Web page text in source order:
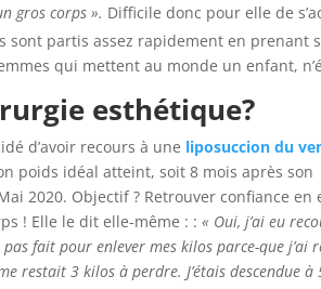
gros corps ». Difficile donc pour elle de
sont partis assez rapidement en prenant
qui mettent au monde un enfant,
esthétique?
d’avoir recours à une liposuccion du
poids idéal atteint, soit 8 mois après son
2020. Objectif ? Retrouver confiance en
! Elle le dit elle-même : :« Oui, j’ai eu
pas fait pour enlever mes kilos parce-que j’ai
restait 3 kilos à perdre. J’étais descendue à